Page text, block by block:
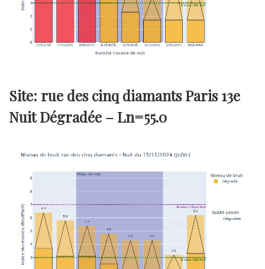
Site: rue des cinq diamants Paris 13e
Nuit Dégradée – Ln=55.0